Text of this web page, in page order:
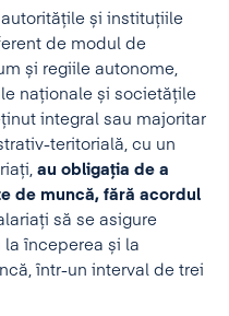
și instituțiile
de modul de
și regiile autonome,
naționale și societățile
integral sau majoritar
teritorială, cu un
au obligația de a
de muncă, fără acordul
să se asigure
la începerea și la
într-un interval de trei